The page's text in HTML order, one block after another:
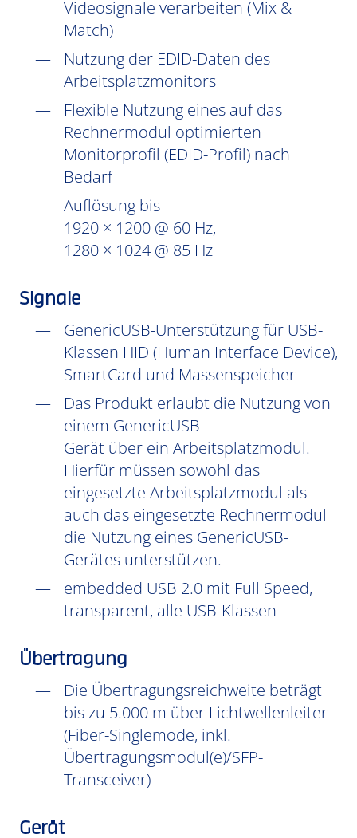
Videosignale verarbeiten (Mix &
Match)
Nutzung der EDID-Daten des
Arbeitsplatzmonitors
Flexible Nutzung eines auf das
Rechnermodul optimierten
Monitorprofil (EDID-Profil) nach
Bedarf
Auflösung bis
1920 × 1200 @ 60 Hz,
1280 × 1024 @ 85 Hz
Signale
GenericUSB-Unterstützung für USB-
Klassen HID (Human Interface Device),
SmartCard und Massenspeicher
Das Produkt erlaubt die Nutzung von
einem GenericUSB-
Gerät über ein Arbeitsplatzmodul.
Hierfür müssen sowohl das
eingesetzte Arbeitsplatzmodul als
auch das eingesetzte Rechnermodul
die Nutzung eines GenericUSB-
Gerätes unterstützen.
embedded USB 2.0 mit Full Speed,
transparent, alle USB-Klassen
Übertragung
Die Übertragungsreichweite beträgt
bis zu 5.000 m über Lichtwellenleiter
(Fiber-Singlemode, inkl.
Übertragungsmodul(e)/SFP-
Transceiver)
Gerät